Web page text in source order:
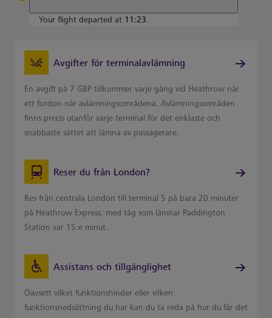
Your flight departed at 11:23
Avgifter för terminalavlämning
En avgift på 7 GBP tillkommer varje gång vid Heathrow när
ett fordon når avlämningsområdena. Avlämningsområden
finns precis utanför varje terminal för det enklaste och
snabbaste sättet att lämna av passagerare.
Reser du från London?
Res från centrala London till terminal 5 på bara 20 minuter
på Heathrow Express, med tåg som lämnar Paddington
Station var 15:e minut.
Assistans och tillgänglighet
Oavsett vilket funktionshinder eller vilken
funktionsnedsättning du har kan du ta reda på hur du får det